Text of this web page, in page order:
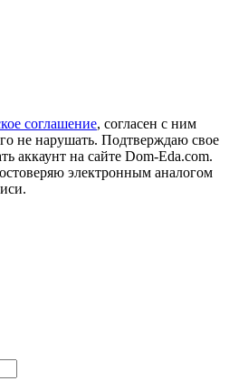
соглашение, согласен с ним
не нарушать. Подтверждаю свое
аккаунт на сайте Dom-Eda.com.
электронным аналогом